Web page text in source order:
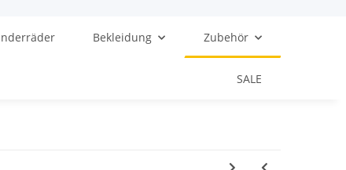
Bekleidung Zubehör
SALE